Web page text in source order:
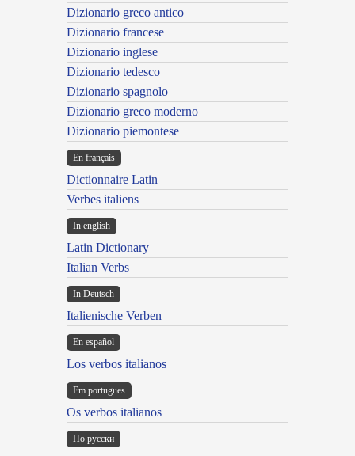
Dizionario greco antico
Dizionario francese
Dizionario inglese
Dizionario tedesco
Dizionario spagnolo
Dizionario greco moderno
Dizionario piemontese
En français
Dictionnaire Latin
Verbes italiens
In english
Latin Dictionary
Italian Verbs
In Deutsch
Italienische Verben
En español
Los verbos italianos
Em portugues
Os verbos italianos
По русски